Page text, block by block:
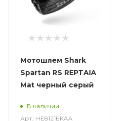
Мотошлем Shark
Spartan RS REPTAIA
Mat черный серый
В наличии
Арт.: HE8121EKAA